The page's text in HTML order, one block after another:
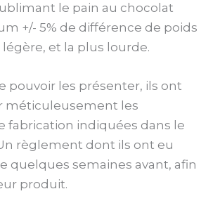
le pain au chocolat
+/- 5% de différence de poids
et la plus lourde.
pouvoir les présenter, ils ont
méticuleusement les
fabrication indiquées dans le
règlement dont ils ont eu
quelques semaines avant, afin
produit.